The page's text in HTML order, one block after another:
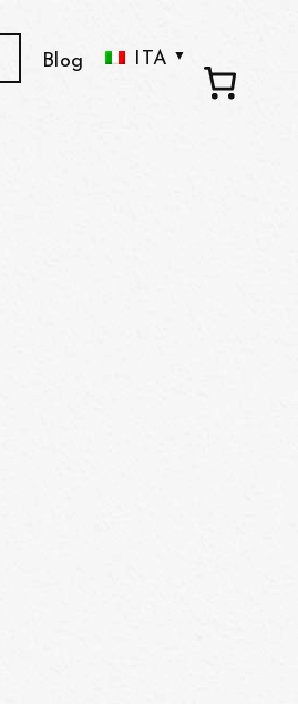
Blog
ITA